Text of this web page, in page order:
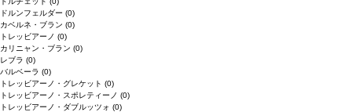
ドルンフェルダー (0)
カベルネ・ブラン (0)
トレッビアーノ (0)
カリニャン・ブラン (0)
レブラ (0)
バルベーラ (0)
トレッビアーノ・グレケット (0)
トレッビアーノ・スポレティーノ (0)
トレッビアーノ・ダブルッツォ (0)